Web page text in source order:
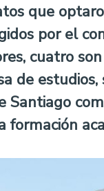
que
por el
cuatro
de
Santiago
formación